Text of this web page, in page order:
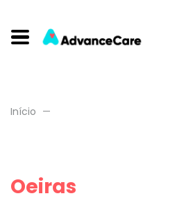
Início
Oeiras